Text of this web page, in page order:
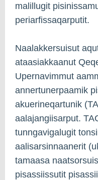
malillugit
periarfissaqarputit.
Naalakkersuisut
ataasiakkaanut
Upernavimmut
annertunerpaamik
akuerineqartunik
aalajangiisarput.
tunngavigalugit
aalisarsinnaanerit
tamaasa
pisassiissutit